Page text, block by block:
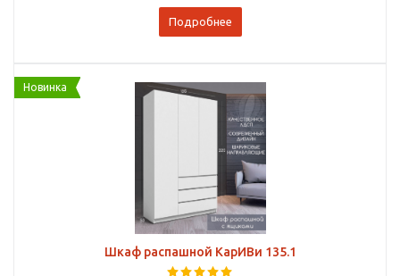
Подробнее
Новинка
Шкаф распашной КарИВи 135.1